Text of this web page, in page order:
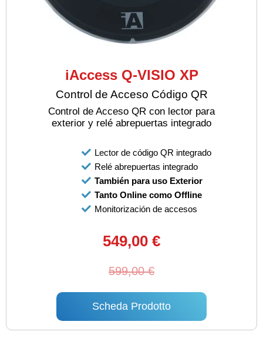
iAccess Q-VISIO XP
Control de Acceso Código QR
Control de Acceso QR con lector para
exterior y relé abrepuertas integrado
Lector de código QR integrado
Relé abrepuertas integrado
También para uso Exterior
Tanto Online como Offline
Monitorización de accesos
549,00 €
599,00 €
Scheda Prodotto